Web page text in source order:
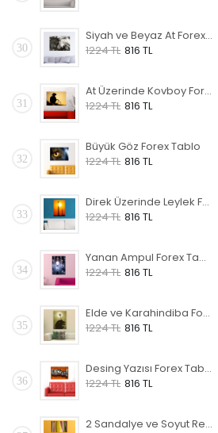
30
Siyah ve Beyaz At Forex Tablo
1224 TL 816 TL
31
At Üzerinde Kovboy Forex Tablo
1224 TL 816 TL
32
Büyük Göz Forex Tablo
1224 TL 816 TL
33
Direk Üzerinde Leylek Forex Tablo
1224 TL 816 TL
34
Yanan Ampul Forex Tablo
1224 TL 816 TL
35
Elde ve Karahindiba Forex Tablo
1224 TL 816 TL
36
Desing Yazısı Forex Tablo
1224 TL 816 TL
2 Sandalye ve Soyut Resim Forex Tablo